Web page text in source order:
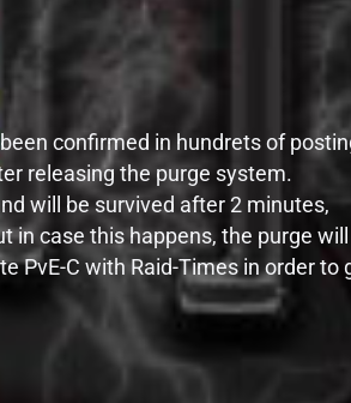
confirmed in hundrets of
releasing the purge system.
will be survived after 2 minutes,
in case this happens, the purge
PvE-C with Raid-Times in order to